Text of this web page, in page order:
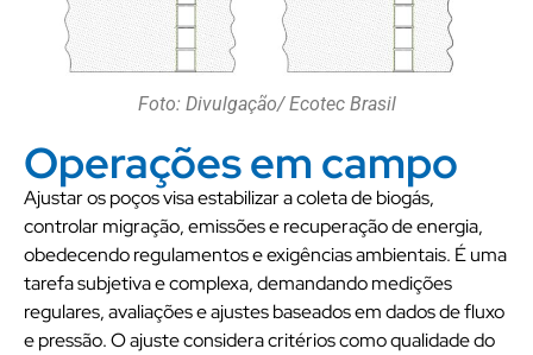
Foto: Divulgação/ Ecotec Brasil
Operações em campo
Ajustar os poços visa estabilizar a coleta de biogás,
controlar migração, emissões e recuperação de energia,
obedecendo regulamentos e exigências ambientais. É uma
tarefa subjetiva e complexa, demandando medições
regulares, avaliações e ajustes baseados em dados de fluxo
e pressão. O ajuste considera critérios como qualidade do